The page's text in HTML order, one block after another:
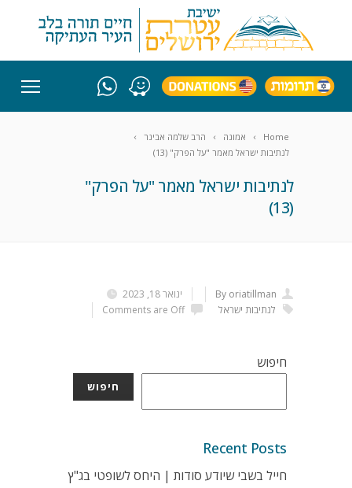
Home אמונה
הרב שלמה אבינר
לנתיבות ישראל מאמר "על הפרק" (13)
לנתיבות ישראל מאמר "על הפרק"
(13)
ינואר 18, 2023
By oriatillman
Comments are Off
לנתיבות ישראל
חיפוש
חיפוש
Recent Posts
חייל בשבי שיודע סודות | היחס לשופטי בג"ץ